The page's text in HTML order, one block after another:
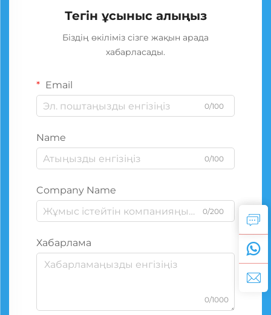
Тегін ұсыныс алыңыз
Біздің өкіліміз сізге жақын арада
хабарласады.
Email
0/100
Name
0/100
Company Name
0/200
Хабарлама
0/1000